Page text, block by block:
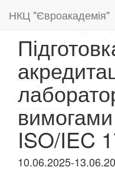
НКЦ "Євроакадемія"
ISO/IEC
10.06.2025-